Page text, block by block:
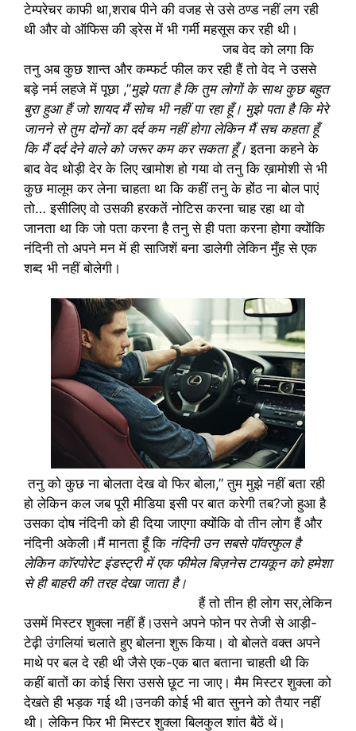
टेम्परेचर काफी था,शराब पीने की वजह से उसे ठण्ड नहीं लग रही
थी और वो ऑफिस की ड्रेस में भी गर्मी महसूस कर रही थी।
जब वेद को लगा कि
तनु अब कुछ शान्त और कम्फर्ट फील कर रही हैं तो वेद ने उससे
बड़े नर्म लहजे में पूछा ,”मुझे पता है कि तुम लोगों के साथ कुछ बहुत
बुरा हुआ हैं जो शायद मैं सोच भी नहीं पा रहा हूँ। मुझे पता है कि मेरे
जानने से तुम दोनों का दर्द कम नहीं होगा लेकिन मैं सच कहता हूँ
कि मैं दर्द देने वाले को जरूर कम कर सकता हूँ।इतना कहने के
बाद वेद थोड़ी देर के लिए खामोश हो गया वो तनु कि ख़ामोशी से भी
कुछ मालूम कर लेना चाहता था कि कहीं तनु के होंठ ना बोल पाएं
तो… इसीलिए वो उसकी हरकतें नोटिस करना चाह रहा था वो
जानता था कि जो पता करना है तनु से ही पता करना होगा क्योंकि
नंदिनी तो अपने मन में ही साजिशें बना डालेगी लेकिन मुँह से एक
शब्द भी नहीं बोलेगी।
तनु को कुछ ना बोलता देख वो फिर बोला,” तुम मुझे नहीं बता रही
हो लेकिन कल जब पूरी मीडिया इसी पर बात करेगी तब?जो हुआ है
उसका दोष नंदिनी को ही दिया जाएगा क्योंकि वो तीन लोग हैं और
नंदिनी अकेली।मैं मानता हूँ कि नंदिनी उन सबसे पॉवरफुल है
लेकिन कॉरपोरेट इंडस्ट्री में एक फीमेल बिज़नेस टायकून को हमेशा
से ही बाहरी की तरह देखा जाता है।
हैं तो तीन ही लोग सर,लेकिन
उसमें मिस्टर शुक्ला नहीं हैं।उसने अपने फोन पर तेजी से आड़ी-
टेढ़ी उंगलियां चलाते हुए बोलना शुरू किया। वो बोलते वक्त अपने
माथे पर बल दे रही थी जैसे एक-एक बात बताना चाहती थी कि
कहीं बातों का कोई सिरा उससे छूट ना जाए। मैम मिस्टर शुक्ला को
देखते ही भड़क गई थी।उनकी कोई भी बात सुनने को तैयार नहीं
थी। लेकिन फिर भी मिस्टर शुक्ला बिलकुल शांत बैठें थें।